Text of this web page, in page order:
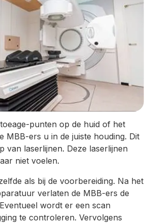
punten op de huid of het
MBB-ers u in de juiste houding. Dit
van laserlijnen. Deze laserlijnen
niet voelen.
als bij de voorbereiding. Na het
verlaten de MBB-ers de
wordt er een scan
te controleren. Vervolgens